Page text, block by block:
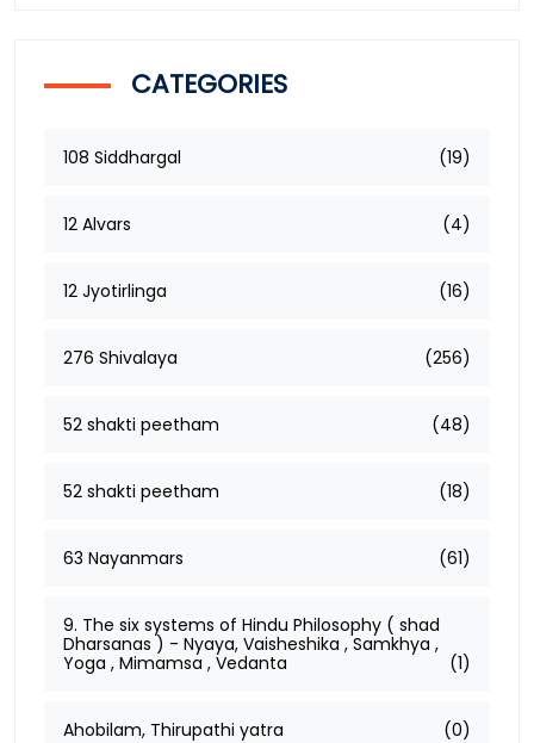
CATEGORIES
108 Siddhargal (19)
12 Alvars (4)
12 Jyotirlinga (16)
276 Shivalaya (256)
52 shakti peetham (48)
52 shakti peetham (18)
63 Nayanmars (61)
9. The six systems of Hindu Philosophy ( shad
Dharsanas ) - Nyaya, Vaisheshika , Samkhya ,
Yoga , Mimamsa , Vedanta
(1)
Ahobilam, Thirupathi yatra (0)